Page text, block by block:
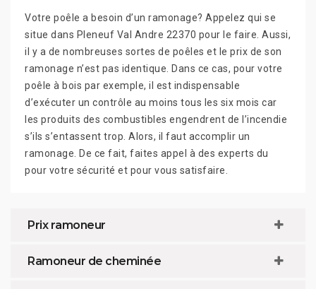
Votre poêle a besoin d’un ramonage? Appelez qui se
situe dans Pleneuf Val Andre 22370 pour le faire. Aussi,
il y a de nombreuses sortes de poêles et le prix de son
ramonage n’est pas identique. Dans ce cas, pour votre
poêle à bois par exemple, il est indispensable
d’exécuter un contrôle au moins tous les six mois car
les produits des combustibles engendrent de l’incendie
s’ils s’entassent trop. Alors, il faut accomplir un
ramonage. De ce fait, faites appel à des experts du
pour votre sécurité et pour vous satisfaire.
Prix ramoneur
Ramoneur de cheminée